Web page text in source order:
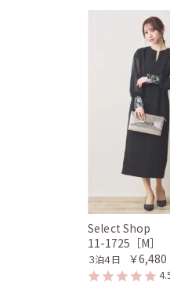
Select Shop
11-1725［M］
３泊４日 ￥6,480